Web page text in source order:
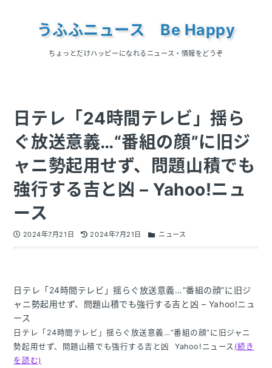
うふふニュース Be Happy
ちょっとだけハッピーになれるニュース・情報をどうぞ
日テレ「24時間テレビ」揺ら
ぐ放送意義…“番組の顔”に旧ジ
ャニ勢起用せず、問題山積でも
強行する吉と凶 – Yahoo!ニュ
ース
2024年7月21日 2024年7月21日 ニュース
日テレ「24時間テレビ」揺らぐ放送意義…“番組の顔”に旧ジ
ャニ勢起用せず、問題山積でも強行する吉と凶 – Yahoo!ニュ
ース
日テレ「24時間テレビ」揺らぐ放送意義…“番組の顔”に旧ジャニ
勢起用せず、問題山積でも強行する吉と凶 Yahoo!ニュース (続き
を読む)